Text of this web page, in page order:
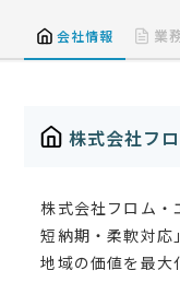
会社情報 業
株式会社フ
株式会社フロム・
短納期・柔軟対応
地域の価値を最大